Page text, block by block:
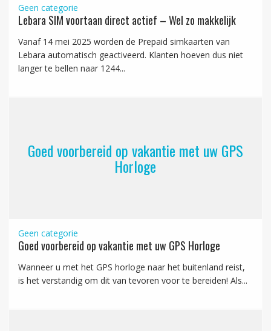
Geen categorie
Lebara SIM voortaan direct actief – Wel zo makkelijk
Vanaf 14 mei 2025 worden de Prepaid simkaarten van
Lebara automatisch geactiveerd. Klanten hoeven dus niet
langer te bellen naar 1244...
Goed voorbereid op vakantie met uw GPS
Horloge
Geen categorie
Goed voorbereid op vakantie met uw GPS Horloge
Wanneer u met het GPS horloge naar het buitenland reist,
is het verstandig om dit van tevoren voor te bereiden! Als...